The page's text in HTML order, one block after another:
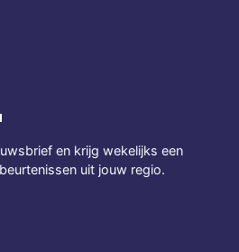
en krijg wekelijks een
uit jouw regio.